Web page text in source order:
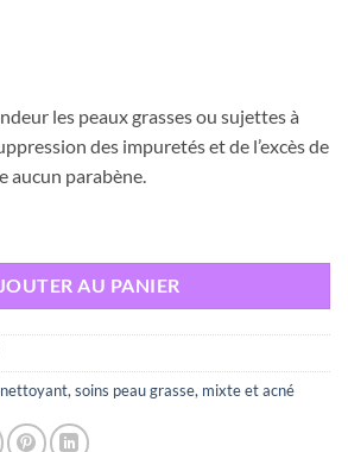
les peauxgrassesou sujettesà
des impuretésetde l’excèsde
aucun parabène.
AU PANIER
nettoyant, soins peau grasse, mixte et acné